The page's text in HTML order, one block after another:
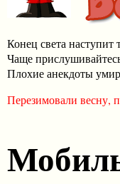
Конец света наступит
Чаще
Плохие анекдоты
Перезимовали весну,